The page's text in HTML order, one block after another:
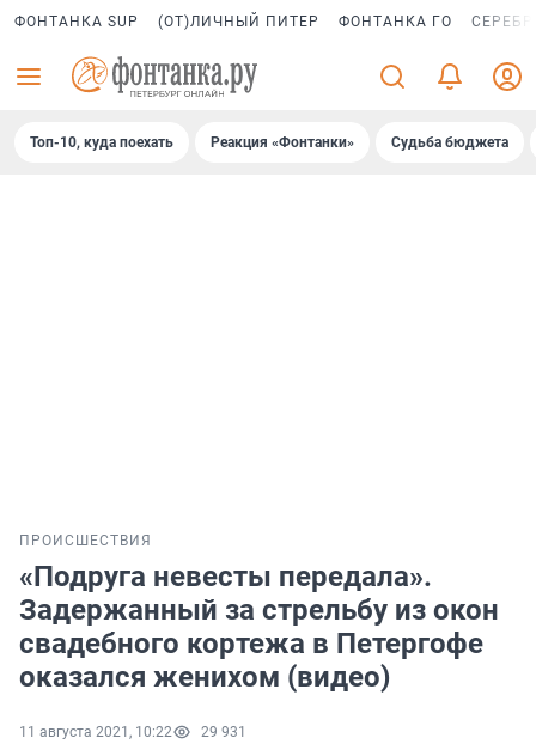
ФОНТАНКА SUP (ОТ)ЛИЧНЫЙ ПИТЕР ФОНТАНКА ГО
Топ-10, куда поехать Реакция «Фонтанки» Судьба бюджета
ПРОИСШЕСТВИЯ
«Подруга невесты передала».
Задержанный за стрельбу из окон
свадебного кортежа в Петергофе
оказался женихом (видео)
11 августа 2021, 10:22 29 931